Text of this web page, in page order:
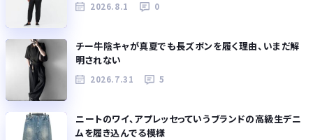
2026.8.1 0
チー牛陰キャが真夏でも長ズボンを履く理由、いまだ解
明されない
2026.7.31 5
ニートのワイ、アプレッセっていうブランドの高級生デニ
ムを履き込んでる模様